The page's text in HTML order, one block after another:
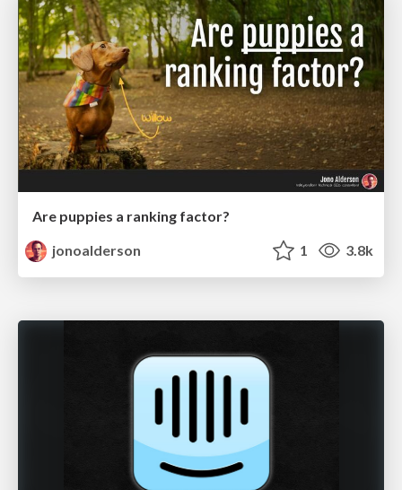
Are puppies a ranking factor?
jonoalderson
1 3.8k